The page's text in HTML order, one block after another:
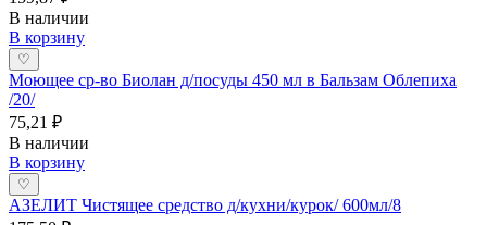
В наличии
В корзину
♡
Моющее ср-во Биолан д/посуды 450 мл в Бальзам Облепиха
/20/
75,21 ₽
В наличии
В корзину
♡
АЗЕЛИТ Чистящее средство д/кухни/курок/ 600мл/8